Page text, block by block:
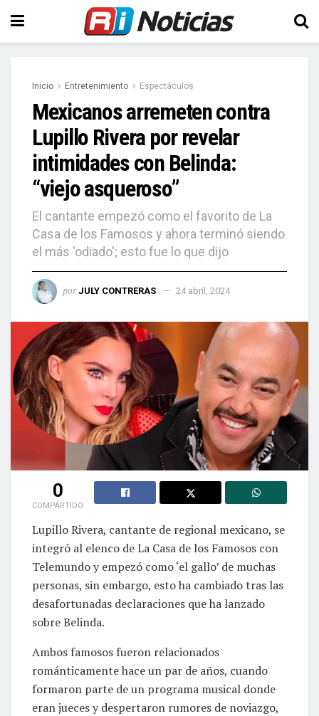
Inicio Entretenimiento Espectáculos
Mexicanos arremeten contra
Lupillo Rivera por revelar
intimidades con Belinda:
“viejo asqueroso”
El cantante empezó como el favorito de La
Casa de los Famosos y ahora terminó siendo
el más 'odiado'; esto fue lo que dijo
por JULY CONTRERAS 24 abril, 2024
0
COMPARTIDO
Lupillo Rivera, cantante de regional mexicano, se
integró al elenco de La Casa de los Famosos con
Telemundo y empezó como ‘el gallo’ de muchas
personas, sin embargo, esto ha cambiado tras las
desafortunadas declaraciones que ha lanzado
sobre Belinda.
Ambos famosos fueron relacionados
románticamente hace un par de años, cuando
formaron parte de un programa musical donde
eran jueces y despertaron rumores de noviazgo,